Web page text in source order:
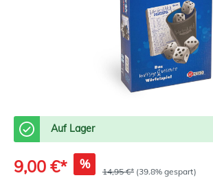
Auf Lager
9,00 €* % 14,95 €* (39.8% gespart)